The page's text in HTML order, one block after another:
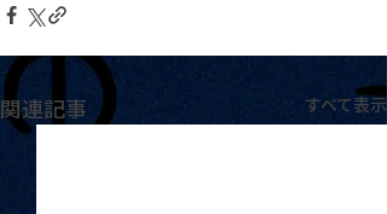
関連記事 すべて表示